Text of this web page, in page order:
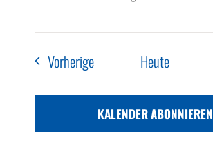
VorherigeVeranstaltungen
Heute
KALENDER ABONNIEREN